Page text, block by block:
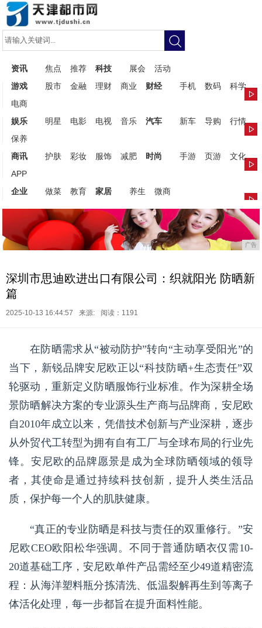
资讯 焦点 推荐 科技 展会
活动
游戏
股市 金融 理财 商业 财经 手机 数码
科学
电商
娱乐
明星 电影 电视 音乐 汽车 新车 导购
行情
保养
商讯
护肤 彩妆 服饰 减肥 时尚 手游 页游
文化
APP
企业
做菜 教育 家居 养生 微商
广告
深圳市思迪欧进出口有限公司：织就阳光 防晒新
篇
2025-10-13 16:44:57 来源: 阅读：1191
在防晒需求从“被动防护”转向“主动享受阳光”的
当下，新锐品牌安尼欧正以“科技防晒+生态责任”双
轮驱动，重新定义防晒服饰行业标准。作为深耕全场
景防晒解决方案的专业源头生产商与品牌商，安尼欧
自2010年成立以来，凭借技术创新与产业深耕，逐步
从外贸代工转型为拥有自有工厂与全球布局的行业先
锋。安尼欧的品牌愿景是成为全球防晒领域的领导
者，其使命是通过持续科技创新，提升人类生活品
质，保护每一个人的肌肤健康。
“真正的专业防晒是科技与责任的双重修行。”安
尼欧CEO欧阳松华强调。不同于普通防晒衣仅需10-
20道基础工序，安尼欧单件产品需经至少49道精密流
程：从海洋塑料瓶分拣清洗、低温裂解再生到等离子
体活化处理，每一步都旨在提升面料性能。